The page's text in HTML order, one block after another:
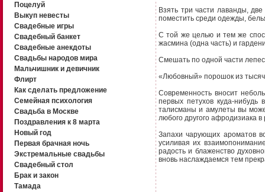
Поцелуй
Выкуп невесты
Свадебные игры
Свадебный банкет
Свадебные анекдоты
Свадьбы народов мира
Мальчишник и девичник
Флирт
Как сделать предложение
Семейная психология
Свадьба в Москве
Поздравления к 8 марта
Новый год
Первая брачная ночь
Экстремальные свадьбы
Свадебный стол
Брак и закон
Тамада
Взять три части лаванды,
поместить среди одежды,
С той же целью и тем же
жасмина (одна часть) и
Смешать по одной части
«Любовный» порошок из
Современность вносит
первых петухов куда-нибудь
талисманы и амулеты вы
любого другого афродизиака
Запахи чарующих ароматов
усиливая их
радость и блаженство
вновь наслаждаемся тем